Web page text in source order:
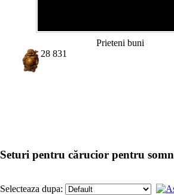
Prieteni buni
28 831
Seturi pentru cărucior pentru somn
Selecteaza dupa: